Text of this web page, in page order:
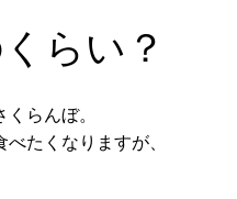
らい？
らんぼ。
たくなりますが、